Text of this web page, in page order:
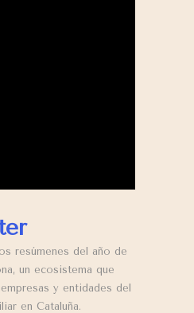
resúmenes del año de
un ecosistema que
y entidades del
en Cataluña.